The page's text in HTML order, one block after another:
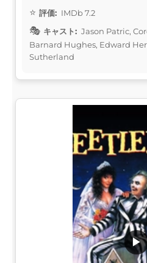
評価: IMDb 7.2
キャスト: Jason Patric,
Barnard Hughes, Edward
Sutherland
▶